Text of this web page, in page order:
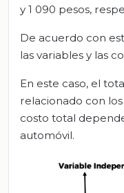
y 1 090 pesos,
De acuerdo con
las variables y las
En este caso, el
relacionado con
costo total
automóvil.